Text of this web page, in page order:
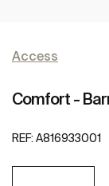
Access
Comfort -
REF: A816933001